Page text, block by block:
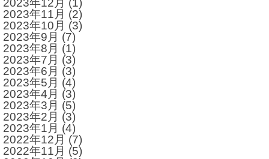
2023年12月 (1)
2023年11月 (2)
2023年10月 (3)
2023年9月 (7)
2023年8月 (1)
2023年7月 (3)
2023年6月 (3)
2023年5月 (4)
2023年4月 (3)
2023年3月 (5)
2023年2月 (3)
2023年1月 (4)
2022年12月 (7)
2022年11月 (5)